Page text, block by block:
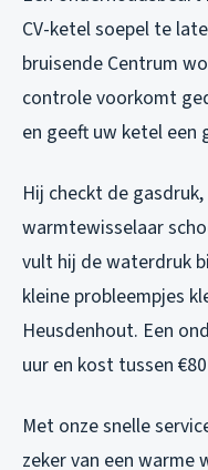
CV-ketel soepel te
bruisende Centrum
controle voorkomt
en geeft uw ketel een
Hij checkt de
warmtewisselaar
vult hij de waterdruk
kleine probleempjes
Heusdenhout. Een
uur en kost tussen
Met onze snelle
zeker van een warme